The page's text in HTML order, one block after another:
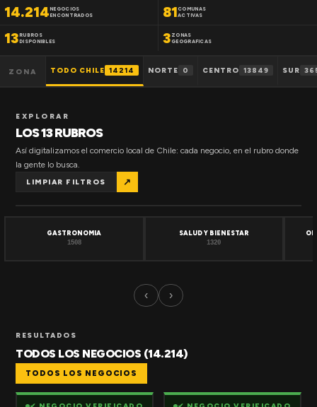
14.214NEGOCIOS
ENCONTRADOS
81 COMUNAS
ACTIVAS
13RUBROS
DISPONIBLES
3 ZONAS
GEOGRAFICAS
ZONA TODO CHILE 14214 NORTE 0 CENTRO 13849 SUR
EXPLORAR
LOS 13 RUBROS
Así digitalizamos el comercio local de Chile: cada negocio, en el rubro donde
la gente lo busca.
LIMPIAR FILTROS ↗
GASTRONOMIA
1508
SALUD Y BIENESTAR
1320
‹ ›
RESULTADOS
TODOS LOS NEGOCIOS (14.214)
TODOS LOS NEGOCIOS